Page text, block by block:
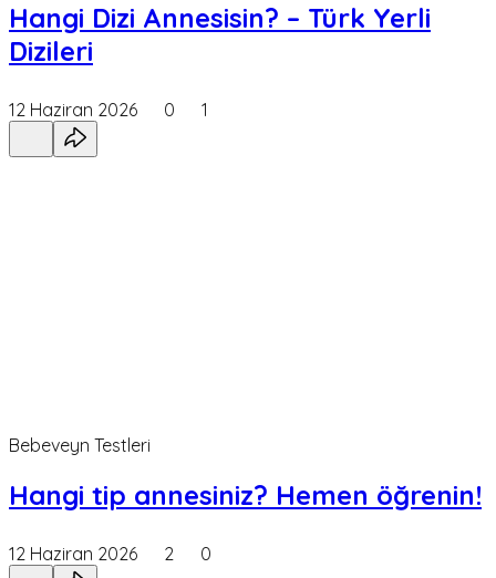
Hangi Dizi Annesisin? – Türk Yerli
Dizileri
12 Haziran 2026 0 1
Bebeveyn Testleri
Hangi tip annesiniz? Hemen öğrenin!
12 Haziran 2026 2 0